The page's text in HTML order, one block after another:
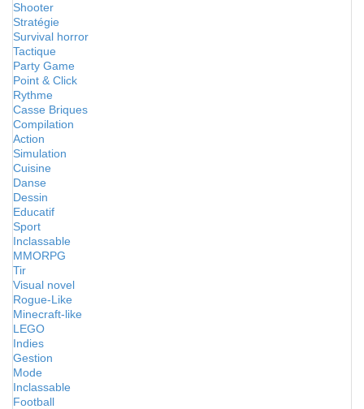
Shooter
Stratégie
Survival horror
Tactique
Party Game
Point & Click
Rythme
Casse Briques
Compilation
Action
Simulation
Cuisine
Danse
Dessin
Educatif
Sport
Inclassable
MMORPG
Tir
Visual novel
Rogue-Like
Minecraft-like
LEGO
Indies
Gestion
Mode
Inclassable
Football